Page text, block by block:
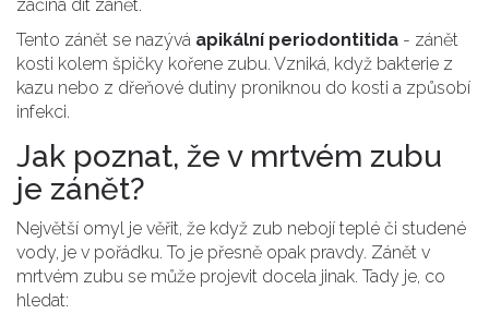
začíná dít zánět.
Tento zánět se nazývá apikální periodontitida - zánět
kosti kolem špičky kořene zubu. Vzniká, když bakterie z
kazu nebo z dřeňové dutiny proniknou do kosti a způsobí
infekci.
Jak poznat, že v mrtvém zubu
je zánět?
Největší omyl je věřit, že když zub nebojí teplé či studené
vody, je v pořádku. To je přesně opak pravdy. Zánět v
mrtvém zubu se může projevit docela jinak. Tady je, co
hledat: